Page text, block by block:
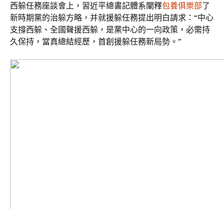
西躲任務座談會上，習近平總書記體系闡釋包養俱樂部了
新時期黨的治躲方略，并就援躲任務提出明白請求：“中心
支撐西躲、全國聲援西躲，是黨中心的一向政策，必需持
久保持，當真總結經歷，首創援躲任務新局勢。”